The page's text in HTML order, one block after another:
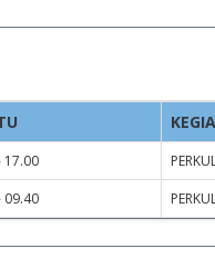
dan
17.00
09.40